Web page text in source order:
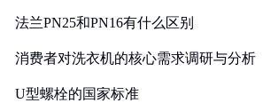
法兰PN25和PN16有什么区别
消费者对洗衣机的核心需求调研与分析
U型螺栓的国家标准